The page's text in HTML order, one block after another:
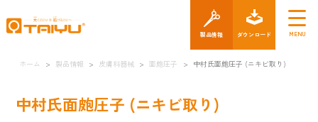
ホーム > 製品情報 > 皮膚科器械 > 面皰圧子 > 中村氏面皰圧子 (ニキビ取り)
中村氏面皰圧子 (ニキビ取り)